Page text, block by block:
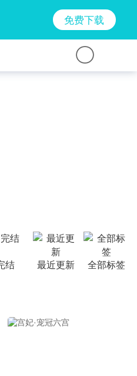
免费下载
结 最近更新 全部标签